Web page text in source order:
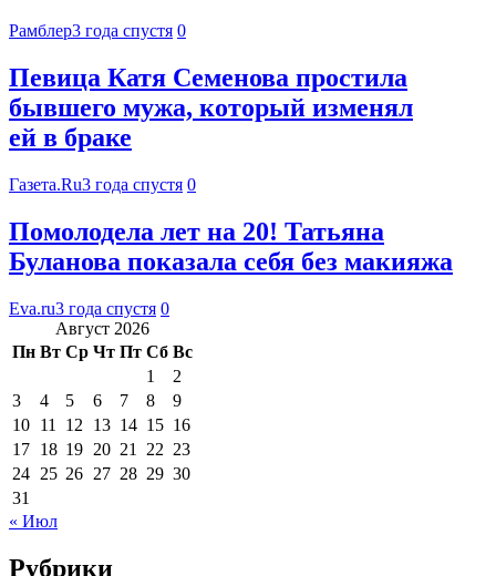
Рамблер3 года спустя 0
Певица Катя Семенова простила
бывшего мужа, который изменял
ей в браке
Газета.Ru3 года спустя 0
Помолодела лет на 20! Татьяна
Буланова показала себя без макияжа
Eva.ru3 года спустя 0
Август 2026
Пн Вт Ср Чт Пт Сб Вс
1
2
3
4 5 6 7 8
9
10 11 12 13 14 15 16
17 18 19 20 21 22 23
24 25 26 27 28 29 30
31
« Июл
Рубрики